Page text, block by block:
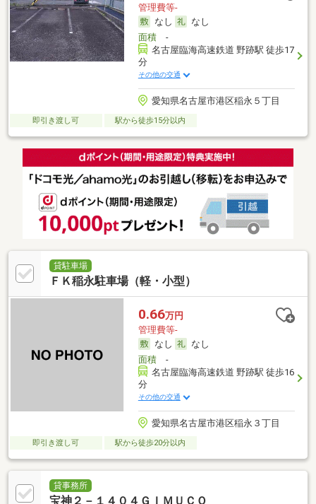
管理費等-
なし
なし
面積-
名古屋臨海高速鉄道 野跡駅 徒歩17
分
その他の交通
愛知県名古屋市港区稲永５丁目
即引き渡し可 駅から徒歩15分以内
貸駐車場
ＦＫ稲永駐車場（軽・小型）
0.66万円
管理費等-
なし
なし
面積-
名古屋臨海高速鉄道 野跡駅 徒歩16
分
その他の交通
愛知県名古屋市港区稲永３丁目
即引き渡し可 駅から徒歩20分以内
貸事務所
宝神２－１４０４ＧＩＭＵＣＯ